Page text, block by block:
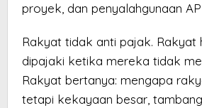
proyek, dan penyalahgunaan
Rakyat tidak anti pajak. Rakyat
dipajaki ketika mereka tidak
Rakyat bertanya: mengapa
tetapi kekayaan besar,